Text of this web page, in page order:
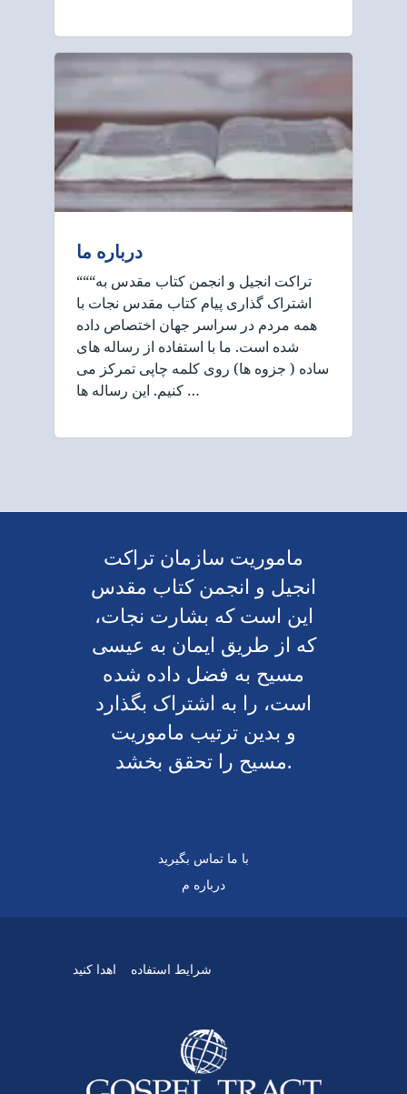
درباره ما
“““تراکت انجیل و انجمن کتاب مقدس به
اشتراک گذاری پیام کتاب مقدس نجات با
همه مردم در سراسر جهان اختصاص داده
شده است. ما با استفاده از رساله های
ساده ( جزوه ها) روی کلمه چاپی تمرکز می
کنیم. این رساله ها …
ماموریت سازمان تراکت
انجیل و انجمن کتاب مقدس
این است که بشارت نجات،
که از طریق ایمان به عیسی
مسیح به فضل داده شده
است، را به اشتراک بگذارد
و بدین ترتیب ماموریت
مسیح را تحقق بخشد.
با ما تماس بگیرید
درباره م
اهدا کنید شرایط استفاده